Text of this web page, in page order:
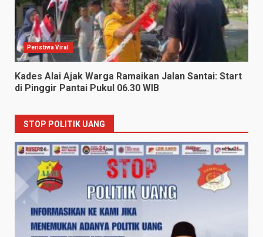
Peristiwa Viral
Kades Alai Ajak Warga Ramaikan Jalan Santai: Start
di Pinggir Pantai Pukul 06.30 WIB
STOP POLITIK UANG